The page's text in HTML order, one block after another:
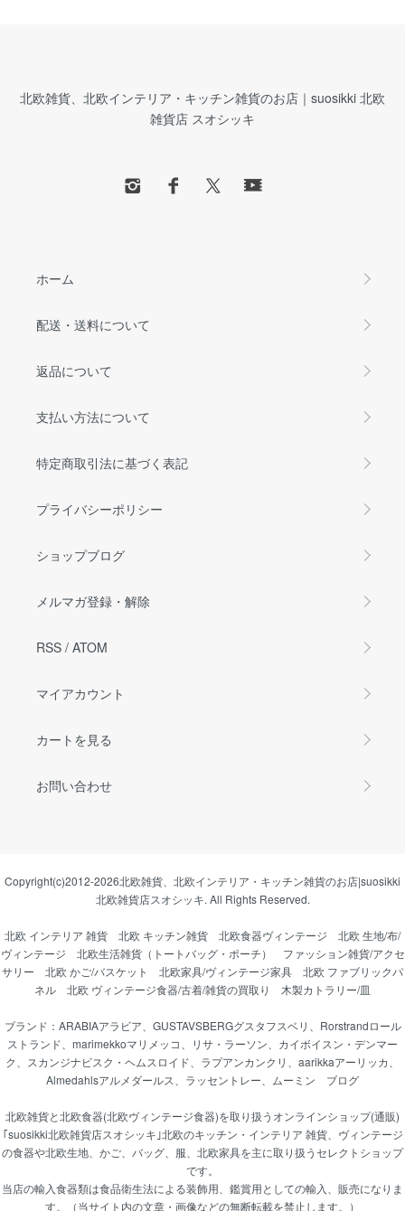
北欧雑貨、北欧インテリア・キッチン雑貨のお店｜suosikki 北欧
雑貨店 スオシッキ
ホーム
配送・送料について
返品について
支払い方法について
特定商取引法に基づく表記
プライバシーポリシー
ショップブログ
メルマガ登録・解除
RSS / ATOM
マイアカウント
カートを見る
お問い合わせ
Copyright(c)2012-2026北欧雑貨、北欧インテリア・キッチン雑貨のお店|suosikki
北欧雑貨店スオシッキ. All Rights Reserved.
北欧 インテリア 雑貨 北欧 キッチン雑貨 北欧食器ヴィンテージ
北欧 生地/布/
ヴィンテージ
北欧生活雑貨（トートバッグ・ポーチ）
ファッション雑貨/アクセ
サリー
北欧 かご/バスケット 北欧家具/ヴィンテージ家具
北欧 ファブリックパ
ネル
北欧 ヴィンテージ食器/古着/雑貨の買取り 木製カトラリー/皿
ブランド： ARABIAアラビア GUSTAVSBERGグスタフスベリ
Rorstrandロール
ストランド
marimekkoマリメッコ リサ・ラーソン
カイボイスン・デンマー
ク
スカンジナビスク・ヘムスロイド ラプアンカンクリ aarikkaアーリッカ
Almedahlsアルメダールス
ラッセントレー ムーミン ブログ
北欧雑貨と北欧食器(北欧ヴィンテージ食器)を取り扱うオンラインショップ(通販)
｢suosikki北欧雑貨店スオシッキ｣北欧のキッチン・インテリア 雑貨、ヴィンテージ
の食器や北欧生地、かご、バッグ、服、北欧家具を主に取り扱うセレクトショップ
です。
当店の輸入食器類は食品衛生法による装飾用、鑑賞用としての輸入、販売になりま
す。（当サイト内の文章・画像などの無断転載を禁止します。）